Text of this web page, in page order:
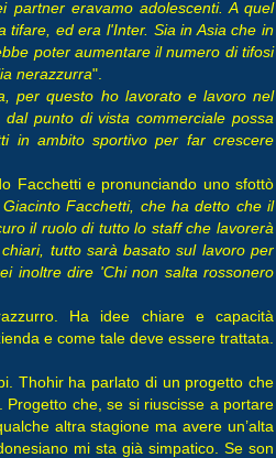
eravamo adolescenti. A quel
tifare, ed era l'Inter. Sia in Asia che in
poter aumentare il numero di tifosi
nerazzurra".
per questo ho lavorato e lavoro nel
punto di vista commerciale possa
in ambito sportivo per far crescere
Facchetti e pronunciando uno sfottò
Facchetti, che ha detto che il
il ruolo di tutto lo staff che lavorerà
tutto sarà basato sul lavoro per
inoltre dire 'Chi non salta rossonero
Ha idee chiare e capacità
e come tale deve essere trattata.
Thohir ha parlato di un progetto che
che, se si riuscisse a portare
altra stagione ma avere un’alta
mi sta già simpatico. Se son